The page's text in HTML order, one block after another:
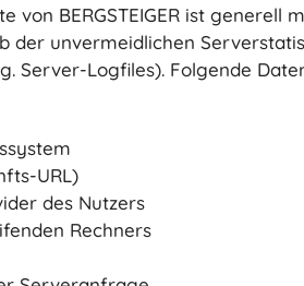
von BERGSTEIGER ist generell
der unvermeidlichen
Server-Logfiles). Folgende
URL)
des Nutzers
Rechners